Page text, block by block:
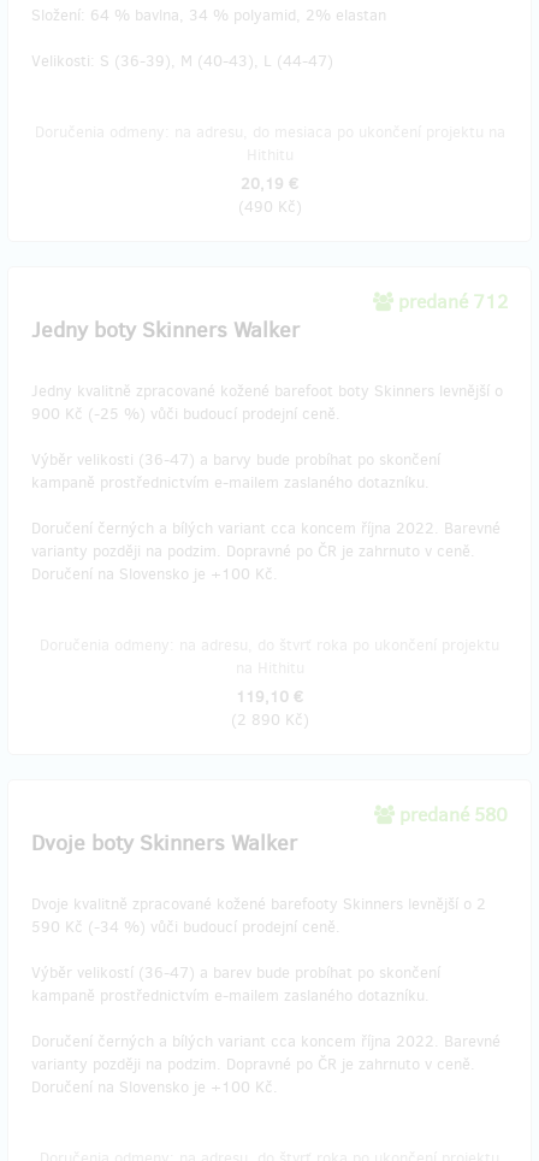
Složení: 64 % bavlna, 34 % polyamid, 2% elastan
Velikosti: S (36-39), M (40-43), L (44-47)
20,19 €
(490 Kč)
predané 712
Jedny boty Skinners Walker
Jedny kvalitně zpracované kožené barefoot boty Skinners levnější o
900 Kč (-25 %) vůči budoucí prodejní ceně.
Výběr velikosti (36-47) a barvy bude probíhat po skončení
kampaně prostřednictvím e-mailem zaslaného dotazníku.
Doručení černých a bílých variant cca koncem října 2022. Barevné
varianty později na podzim. Dopravné po ČR je zahrnuto v ceně.
Doručení na Slovensko je +100 Kč.
119,10 €
(2 890 Kč)
predané 580
Dvoje boty Skinners Walker
Dvoje kvalitně zpracované kožené barefooty Skinners levnější o 2
590 Kč (-34 %) vůči budoucí prodejní ceně.
Výběr velikostí (36-47) a barev bude probíhat po skončení
kampaně prostřednictvím e-mailem zaslaného dotazníku.
Doručení černých a bílých variant cca koncem října 2022. Barevné
varianty později na podzim. Dopravné po ČR je zahrnuto v ceně.
Doručení na Slovensko je +100 Kč.